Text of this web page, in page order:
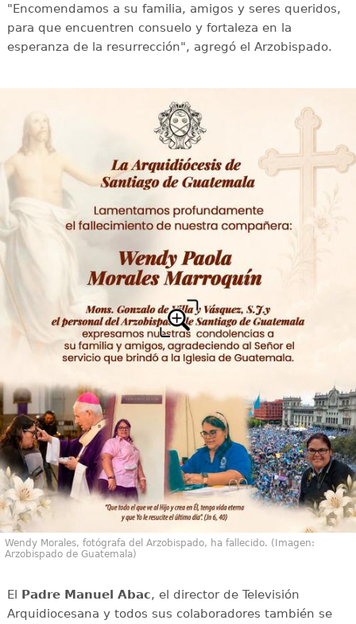
"Encomendamos a su familia, amigos y seres queridos,
para que encuentren consuelo y fortaleza en la
esperanza de la resurrección", agregó el Arzobispado.
Wendy Morales, fotógrafa del Arzobispado, ha fallecido. (Imagen:
Arzobispado de Guatemala)
El Padre Manuel Abac, el director de Televisión
Arquidiocesana y todos sus colaboradores también se